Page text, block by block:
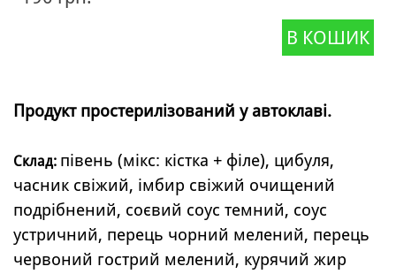
В КОШИК
Продукт простерилізований у автоклаві.
Склад: півень (мікс: кістка + філе), цибуля,
часник свіжий, імбир свіжий очищений
подрібнений, соєвий соус темний, соус
устричний, перець чорний мелений, перець
червоний гострий мелений, курячий жир